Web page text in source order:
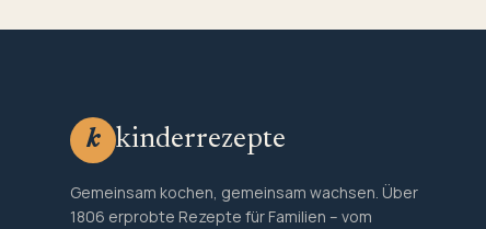
k kinderrezepte
Gemeinsam kochen, gemeinsam wachsen. Über
1806 erprobte Rezepte für Familien – vom